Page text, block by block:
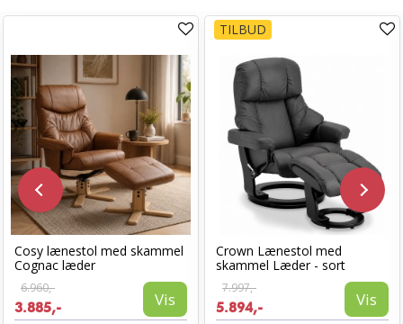
Cosy lænestol med skammel
Cognac læder
6.960,-
3.885,- Vis
TILBUD
Crown Lænestol med
skammel Læder - sort
7.997,-
5.894,- Vis